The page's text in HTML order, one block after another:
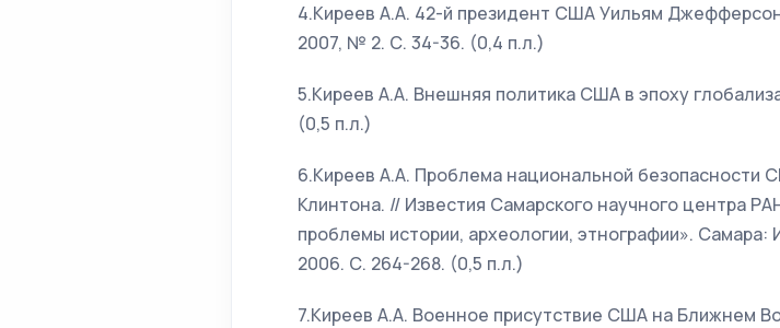
4.Киреев А.А. 42-й президент США Уильям
2007, № 2. С. 34-36. (0,4 п.л.)
5.Киреев А.А. Внешняя политика США в эпоху
(0,5 п.л.)
6.Киреев А.А. Проблема национальной безопасности
Клинтона. // Известия Самарского научного центра
проблемы истории, археологии, этнографии».
2006. С. 264-268. (0,5 п.л.)
7.Киреев А.А. Военное присутствие США на Ближнем